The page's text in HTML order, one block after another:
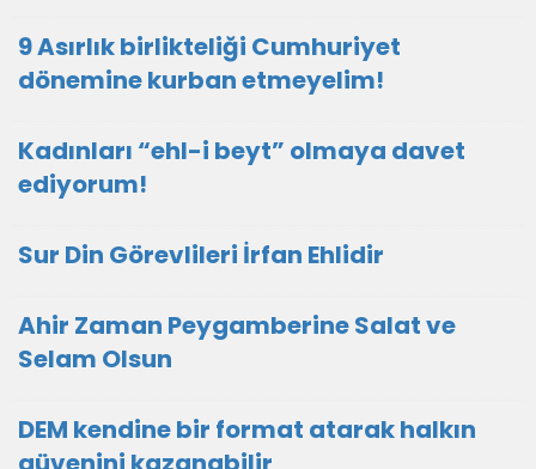
9 Asırlık birlikteliği Cumhuriyet
dönemine kurban etmeyelim!
Kadınları “ehl-i beyt” olmaya davet
ediyorum!
Sur Din Görevlileri İrfan Ehlidir
Ahir Zaman Peygamberine Salat ve
Selam Olsun
DEM kendine bir format atarak halkın